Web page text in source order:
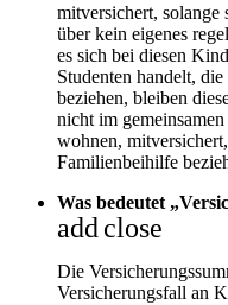
mitversichert, solange
über kein eigenes
es sich bei diesen
Studenten handelt,
beziehen, bleiben
nicht im
wohnen,
Familienbeihilfe
Was bedeutet
add close
Die
Versicherungsfall an